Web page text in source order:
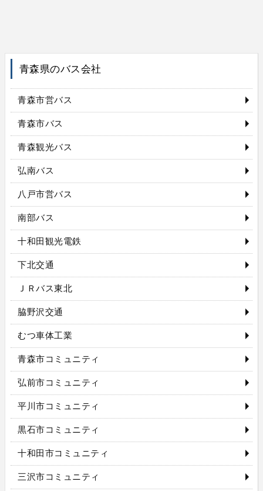
青森県のバス会社
青森市営バス
青森市バス
青森観光バス
弘南バス
八戸市営バス
南部バス
十和田観光電鉄
下北交通
ＪＲバス東北
脇野沢交通
むつ車体工業
青森市コミュニティ
弘前市コミュニティ
平川市コミュニティ
黒石市コミュニティ
十和田市コミュニティ
三沢市コミュニティ